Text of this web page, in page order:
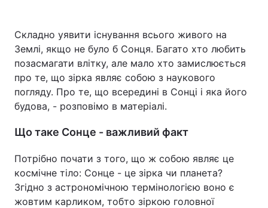
Головна Війна
Україна Політика
Економіка Світ
Зброя Інциденти
Здоров'я Туризм
Складно уявити існування всього живого на
Землі, якщо не було б Сонця. Багато хто любить
позасмагати влітку, але мало хто замислюється
про те, що зірка являє собою з наукового
погляду. Про те, що всередині в Сонці і яка його
будова, - розповімо в матеріалі.
Що таке Сонце - важливий факт
Потрібно почати з того, що ж собою являє це
космічне тіло: Сонце - це зірка чи планета?
Згідно з астрономічною термінологією воно є
жовтим карликом, тобто зіркою головної